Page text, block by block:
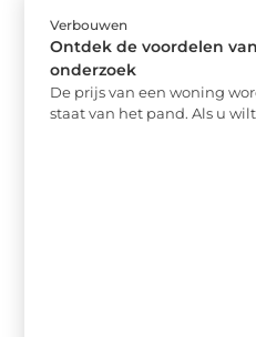
Verbouwen
Ontdek de voordelen
onderzoek
De prijs van een woning
staat van het pand. Als u